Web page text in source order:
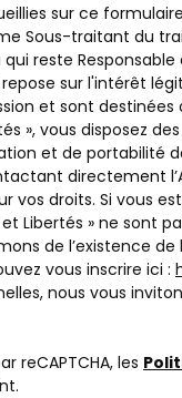
sur ce
Sous-traitant du
reste
sur l'intérêt
et sont
», vous disposez
et de portabilité
directement
vos droits. Si vous
Libertés » ne sont
de l’existence
vous inscrire ici :
nous vous
reCAPTCHA, les